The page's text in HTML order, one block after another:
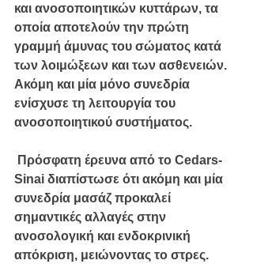
και ανοσοποιητικών κυττάρων, τα
οποία αποτελούν την πρώτη
γραμμή άμυνας του σώματος κατά
των λοιμώξεων και των ασθενειών.
Ακόμη και μία μόνο συνεδρία
ενίσχυσε τη λειτουργία του
ανοσοποιητικού συστήματος.
Sinai διαπίστωσε ότι ακόμη και μία
συνεδρία μασάζ προκαλεί
σημαντικές αλλαγές στην
ανοσολογική και ενδοκρινική
απόκριση, μειώνοντας το στρες.